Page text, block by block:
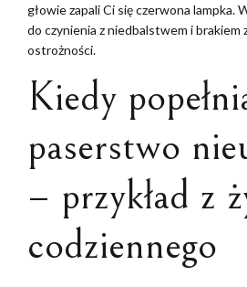
głowie zapali Ci się czerwona lampka.
do czynienia z niedbalstwem i brakiem
ostrożności.
Kiedy
paserstwo
– przykład z
codziennego